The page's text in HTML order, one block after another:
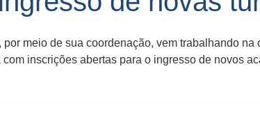
meio de sua coordenação, vem trabalhando
inscrições abertas para o ingresso de novos